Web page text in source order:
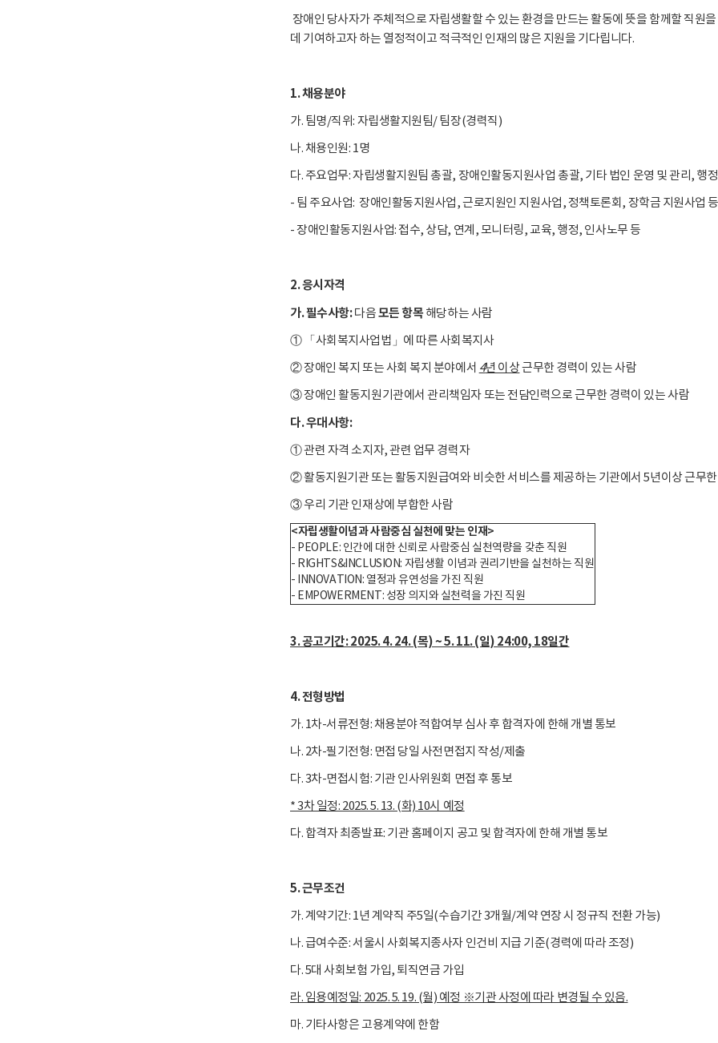
장애인 당사자가 주체적으로 자립생활할 수 있는 환경을 만드는 활동에 뜻을 함께할 직원
데 기여하고자 하는 열정적이고 적극적인 인재의 많은 지원을 기다립니다.
1. 채용분야
가. 팀명/직위: 자립생활지원팀/ 팀장(경력직)
나. 채용인원: 1명
다. 주요업무: 자립생활지원팀 총괄, 장애인활동지원사업 총괄, 기타 법인 운영 및 관리, 행
- 팀 주요사업: 장애인활동지원사업, 근로지원인 지원사업, 정책토론회, 장학금 지원사업
- 장애인활동지원사업: 접수, 상담, 연계, 모니터링, 교육, 행정, 인사노무 등
2. 응시자격
가. 필수사항:다음모든 항목해당하는 사람
① 「사회복지사업법」에 따른 사회복지사
② 장애인 복지 또는 사회 복지 분야에서 4년 이상근무한 경력이 있는 사람
③ 장애인 활동지원기관에서 관리책임자 또는 전담인력으로 근무한 경력이 있는 사람
다. 우대사항:
① 관련 자격 소지자, 관련 업무 경력자
② 활동지원기관 또는 활동지원급여와 비슷한 서비스를 제공하는 기관에서 5년이상 근무
③ 우리 기관 인재상에 부합한 사람
<자립생활이념과 사람중심 실천에 맞는 인재>
- PEOPLE: 인간에 대한 신뢰로 사람중심 실천역량을 갖춘 직원
- RIGHTS&INCLUSION: 자립생활 이념과 권리기반을 실천하는 직원
- INNOVATION: 열정과 유연성을 가진 직원
- EMPOWERMENT: 성장 의지와 실천력을 가진 직원
3. 공고기간: 2025. 4. 24. (목) ~ 5. 11. (일) 24:00, 18일간
4. 전형방법
가. 1차-서류전형: 채용분야 적합여부 심사 후 합격자에 한해 개별 통보
나. 2차-필기전형: 면접 당일 사전면접지 작성/제출
다. 3차-면접시험: 기관 인사위원회 면접 후 통보
* 3차 일정: 2025. 5. 13. (화) 10시 예정
다. 합격자 최종발표: 기관 홈페이지 공고 및 합격자에 한해 개별 통보
5. 근무조건
가. 계약기간: 1년 계약직 주5일(수습기간 3개월/계약 연장 시 정규직 전환 가능)
나. 급여수준: 서울시 사회복지종사자 인건비 지급 기준(경력에 따라 조정)
다. 5대 사회보험 가입, 퇴직연금 가입
라. 임용예정일: 2025. 5. 19. (월) 예정 ※기관 사정에 따라 변경될 수 있음.
마. 기타사항은 고용계약에 한함